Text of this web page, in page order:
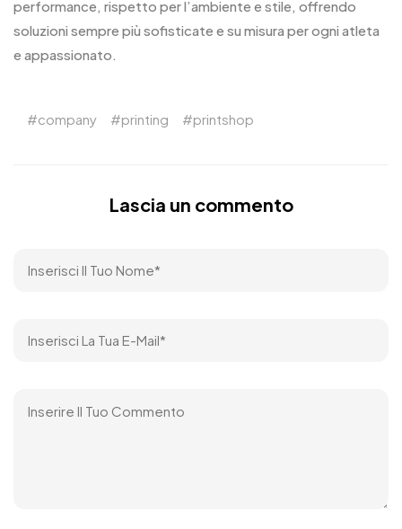
performance, rispetto per l’ambiente e stile, offrendo
soluzioni sempre più sofisticate e su misura per ogni atleta
e appassionato.
company printing printshop
Lascia un commento